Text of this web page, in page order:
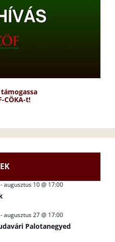
CÖKA-t!
-augusztus 10 @ 17:00
-augusztus 27 @ 17:00
Palotanegyed